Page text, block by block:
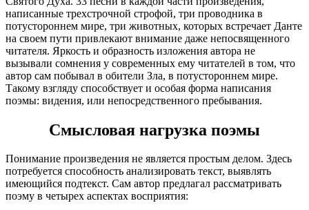
написанные трехстрочной строфой, три проводника в
потустороннем мире, три животных, которых встречает Данте
на своем пути привлекают внимание даже непосвященного
читателя. Яркость и образность изложения автора не
вызывали сомнения у современных ему читателей в том, что
автор сам побывал в обители Зла, в потустороннем мире.
Такому взгляду способствует и особая форма написания
поэмы: видения, или непосредственного пребывания.
Смысловая нагрузка поэмы
Понимание произведения не является простым делом. Здесь
потребуется способность анализировать текст, выявлять
имеющийся подтекст. Сам автор предлагал рассматривать
поэму в четырех аспектах восприятия: